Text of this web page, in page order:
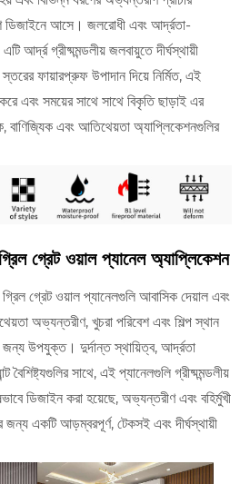
ডিজাইনে আসে। জলরোধী এবং আর্দ্রতা-
আর্দ্র গ্রীষ্মমন্ডলীয় জলবায়ুতে দীর্ঘস্থায়ী
স্তরের ফায়ারপ্রুফ উপাদান দিয়ে নির্মিত, এই
করে এবং সময়ের সাথে সাথে বিকৃতি ছাড়াই এর
বাণিজ্যিক এবং আতিথেয়তা অ্যাপ্লিকেশনগুলির
গ্রেট ওয়াল প্যানেল অ্যাপ্লিকেশন
গ্রেট ওয়াল প্যানেলগুলি আবাসিক দেয়াল এবং
অভ্যন্তরীণ, খুচরা পরিবেশ এবং শিল্প স্থান
জন্য উপযুক্ত। দুর্দান্ত স্থায়িত্ব, আর্দ্রতা
বৈশিষ্ট্যগুলির সাথে, এই প্যানেলগুলি গ্রীষ্মমন্ডলীয়
ডিজাইন করা হয়েছে, অভ্যন্তরীণ এবং বহির্মুখী
একটি আড়ম্বরপূর্ণ, টেকসই এবং দীর্ঘস্থায়ী